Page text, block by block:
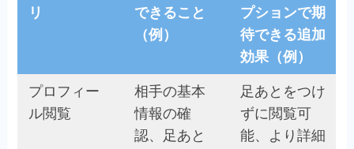
リ
できること
（例）
プションで期
待できる追加
効果（例）
プロフィー
ル閲覧
相手の基本
情報の確
認、足あと
足あとをつけ
ずに閲覧可
能、より詳細